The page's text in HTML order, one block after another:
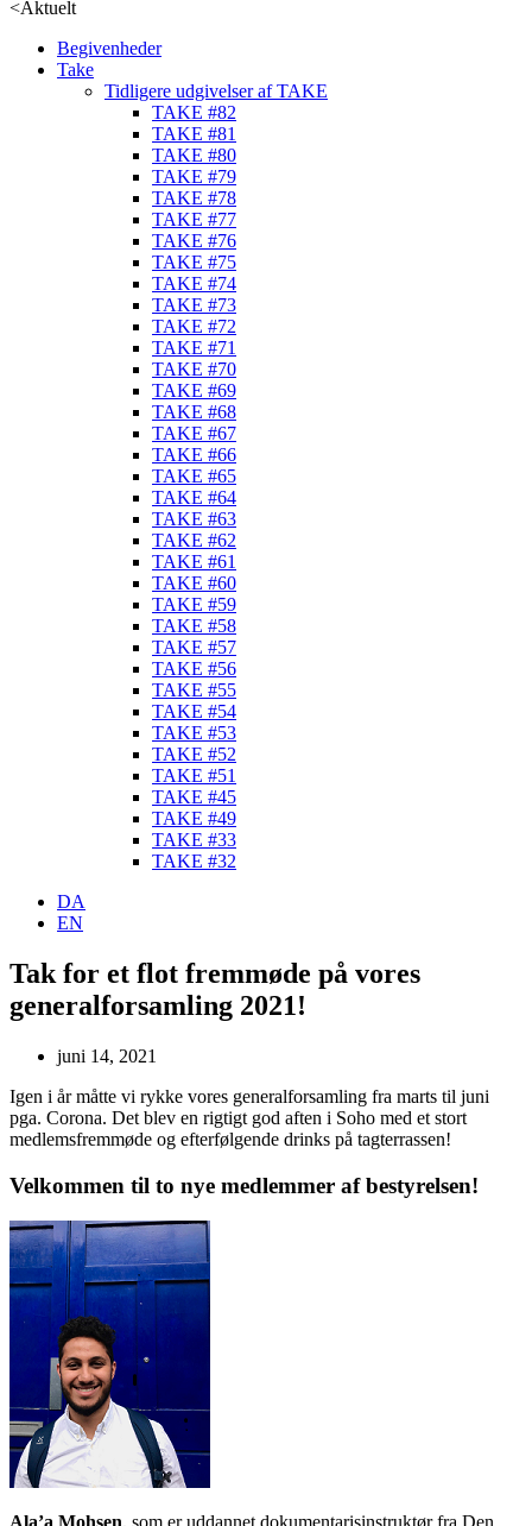
<Aktuelt
Begivenheder
Take
Tidligere udgivelser af TAKE
TAKE #82
TAKE #81
TAKE #80
TAKE #79
TAKE #78
TAKE #77
TAKE #76
TAKE #75
TAKE #74
TAKE #73
TAKE #72
TAKE #71
TAKE #70
TAKE #69
TAKE #68
TAKE #67
TAKE #66
TAKE #65
TAKE #64
TAKE #63
TAKE #62
TAKE #61
TAKE #60
TAKE #59
TAKE #58
TAKE #57
TAKE #56
TAKE #55
TAKE #54
TAKE #53
TAKE #52
TAKE #51
TAKE #45
TAKE #49
TAKE #33
TAKE #32
DA
EN
Tak for et flot fremmøde på vores
generalforsamling 2021!
juni 14, 2021
Igen i år måtte vi rykke vores generalforsamling fra marts til juni
pga. Corona. Det blev en rigtigt god aften i Soho med et stort
medlemsfremmøde og efterfølgende drinks på tagterrassen!
Velkommen til to nye medlemmer af bestyrelsen!